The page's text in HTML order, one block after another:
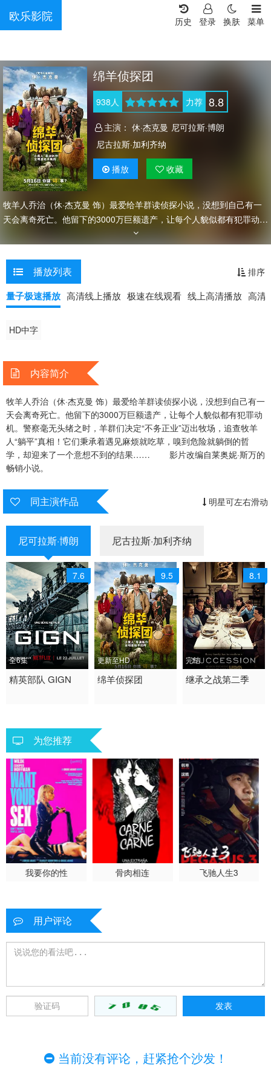
欧乐影院 菜单
换肤
登录
历史
绵羊侦探团
938人 力荐 8.8
主演： 休·杰克曼 尼可拉斯·博朗
尼古拉斯·加利齐纳
播放 收藏
牧羊人乔治（休·杰克曼 饰）最爱给羊群读侦探小说，没想到自己有一
天会离奇死亡。他留下的3000万巨额遗产，让每个人貌似都有犯罪动
机。警察毫无头绪之时，羊群们决定“不务正业”迈出牧场，追查牧羊
人“躺平”真相！它们秉承着遇见麻烦就吃草，嗅到危险就躺倒的哲学，
却迎来了一个意想不到的结果…… 影片改编自莱奥妮·斯万的畅销
小说。
播放列表 排序
量子极速播放 高清线上播放 极速在线观看 线上高清播放 高清
HD中字
内容简介
牧羊人乔治（休·杰克曼 饰）最爱给羊群读侦探小说，没想到自己有一
天会离奇死亡。他留下的3000万巨额遗产，让每个人貌似都有犯罪动
机。警察毫无头绪之时，羊群们决定“不务正业”迈出牧场，追查牧羊
人“躺平”真相！它们秉承着遇见麻烦就吃草，嗅到危险就躺倒的哲
学，却迎来了一个意想不到的结果…… 影片改编自莱奥妮·斯万的
畅销小说。
同主演作品 明星可左右滑动
尼可拉斯·博朗 尼古拉斯·加利齐纳
7.6
全6集
2026 / 法国 / 法语
精英部队 GIGN
9.5
更新至HD
2026 / 爱尔兰 / 英国 /
绵羊侦探团
8.1
完结
2019 / 美国 / 英语
继承之战第二季
为您推荐
我要你的性 骨肉相连 飞驰人生3
用户评论
当前没有评论，赶紧抢个沙发！